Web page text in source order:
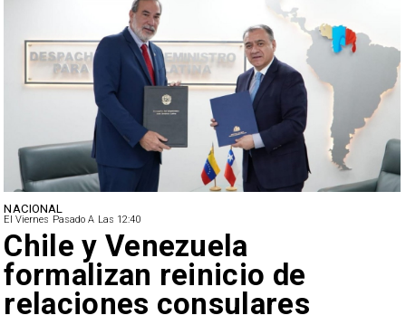
NACIONAL
El Viernes Pasado A Las 12:40
Feriantes rechazan dichos
de Camila Flores sobre
Fabiola Campillai